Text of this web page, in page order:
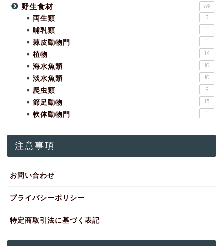
野生食材 69
両生類 3
哺乳類 1
棘皮動物門 1
植物 16
海水魚類 10
淡水魚類 10
爬虫類 9
節足動物 15
軟体動物門 1
注意事項
お問い合わせ
プライバシーポリシー
特定商取引法に基づく表記